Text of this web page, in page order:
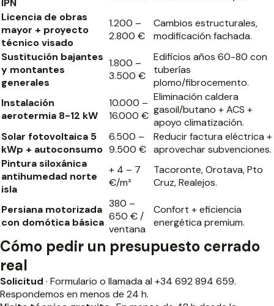
IPN
Licencia de obras
mayor + proyecto
técnico visado
1.200 –
2.800 €
Cambios estructurales,
modificación fachada.
Sustitución bajantes
y montantes
generales
1.800 –
3.500 €
Edificios años 60-80 con
tuberías
plomo/fibrocemento.
Instalación
aerotermia 8-12 kW
10.000 –
16.000 €
Eliminación caldera
gasoil/butano + ACS +
apoyo climatización.
Solar fotovoltaica 5
kWp + autoconsumo
6.500 –
9.500 €
Reducir factura eléctrica +
aprovechar subvenciones.
Pintura siloxánica
antihumedad norte
isla
+ 4 – 7
€/m²
Tacoronte, Orotava, Pto
Cruz, Realejos.
Persiana motorizada
con domótica básica
380 –
650 € /
ventana
Confort + eficiencia
energética premium.
Cómo pedir un presupuesto cerrado
real
Solicitud · Formulario o llamada al +34 692 894 659.
Respondemos en menos de 24 h.